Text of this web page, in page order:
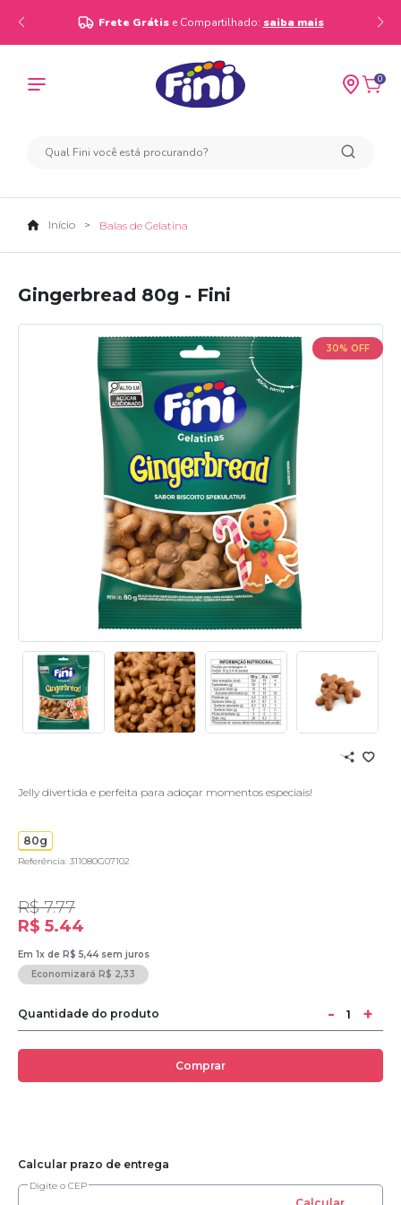
Frete Grátis e Compartilhado: saiba mais
0
Início Balas de Gelatina
Gingerbread 80g - Fini
30% OFF
Jelly divertida e perfeita para adoçar momentos especiais!
80g
Referência: 311080G07102
R$ 7.77
R$ 5.44
Em 1x de R$ 5,44 sem juros
Economizará R$ 2,33
Quantidade do produto - +
Comprar
Calcular prazo de entrega
Digite o CEP